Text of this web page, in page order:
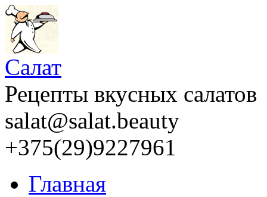
Салат
Рецепты вкусных салатов
salat@salat.beauty
+375(29)9227961
Главная